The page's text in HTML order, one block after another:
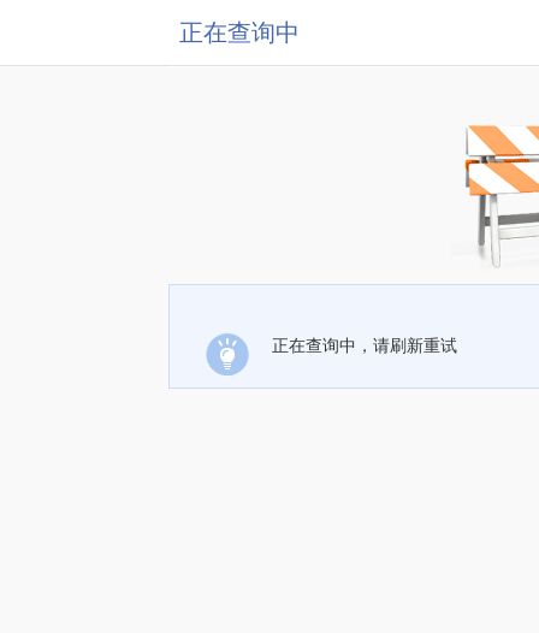
正在查询中
正在查询中，请刷新重试